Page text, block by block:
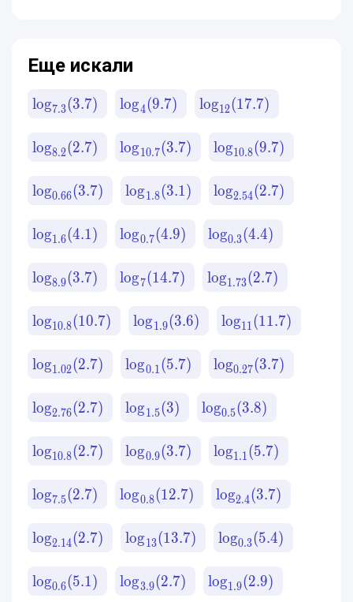
Еще искали
log7.3(3.7) log4(9.7) log12(17.7)
log8.2(2.7) log10.7(3.7) log10.8(9.7)
log0.66(3.7) log1.8(3.1) log2.54(2.7)
log1.6(4.1) log0.7(4.9) log0.3(4.4)
log8.9(3.7) log7(14.7) log1.73(2.7)
log10.8(10.7) log1.9(3.6) log11(11.7)
log1.02(2.7) log0.1(5.7) log0.27(3.7)
log2.76(2.7) log1.5(3) log0.5(3.8)
log10.8(2.7) log0.9(3.7) log1.1(5.7)
log7.5(2.7) log0.8(12.7) log2.4(3.7)
log2.14(2.7) log13(13.7) log0.3(5.4)
log0.6(5.1) log3.9(2.7) log1.9(2.9)